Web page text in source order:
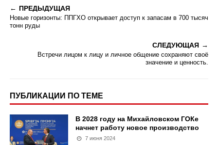
ПРЕДЫДУЩАЯ
Новые горизонты: ППГХО открывает доступ к запасам в 700 тысяч
тонн руды
СЛЕДУЮЩАЯ
Встречи лицом к лицу и личное общение сохраняют своё
значение и ценность.
ПУБЛИКАЦИИ ПО ТЕМЕ
В 2028 году на Михайловском ГОКе
начнет работу новое производство
7 июня 2024